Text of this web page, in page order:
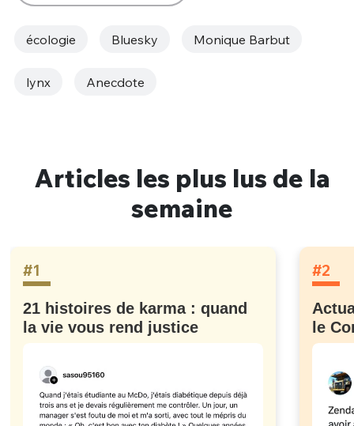
écologie Bluesky Monique Barbut
lynx Anecdote
Articles les plus lus de la
semaine
#1
21 histoires de karma : quand
la vie vous rend justice
#2
le